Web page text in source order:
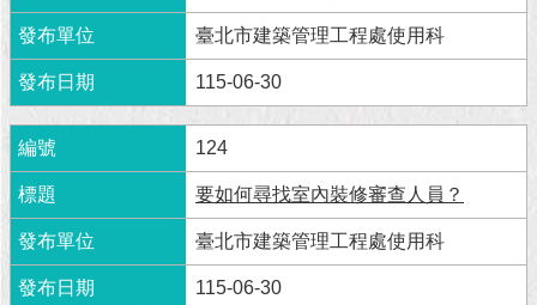
題
館
與
民
互
動
活
動
主
臺北市建築管理工程處使用科
115-06-30
124
要如何尋找室內裝修審查人員？
臺北市建築管理工程處使用科
115-06-30